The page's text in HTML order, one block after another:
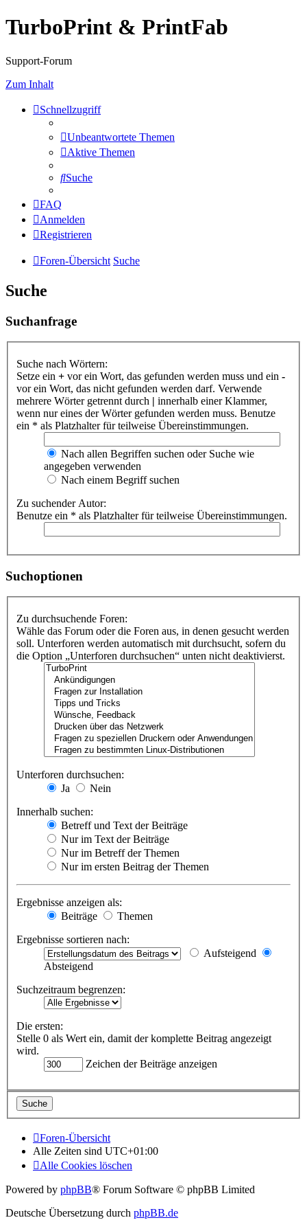
TurboPrint & PrintFab
Support-Forum
Zum Inhalt
Schnellzugriff
Unbeantwortete Themen
Aktive Themen
Suche
FAQ
Anmelden
Registrieren
Foren-Übersicht Suche
Suche
Suchanfrage
Suche nach Wörtern:
Setze ein + vor ein Wort, das gefunden werden muss und ein -
vor ein Wort, das nicht gefunden werden darf. Verwende
mehrere Wörter getrennt durch | innerhalb einer Klammer,
wenn nur eines der Wörter gefunden werden muss. Benutze
ein * als Platzhalter für teilweise Übereinstimmungen.
Nach allen Begriffen suchen oder Suche wie
angegeben verwenden
Nach einem Begriff suchen
Zu suchender Autor:
Benutze ein * als Platzhalter für teilweise Übereinstimmungen.
Suchoptionen
Zu durchsuchende Foren:
Wähle das Forum oder die Foren aus, in denen gesucht werden
soll. Unterforen werden automatisch mit durchsucht, sofern du
die Option „Unterforen durchsuchen“ unten nicht deaktivierst.
Unterforen durchsuchen:
Ja
Nein
Innerhalb suchen:
Betreff und Text der Beiträge
Nur im Text der Beiträge
Nur im Betreff der Themen
Nur im ersten Beitrag der Themen
Ergebnisse anzeigen als:
Beiträge
Themen
Ergebnisse sortieren nach:
Aufsteigend
Absteigend
Suchzeitraum begrenzen:
Die ersten:
Stelle 0 als Wert ein, damit der komplette Beitrag angezeigt
wird.
Zeichen der Beiträge anzeigen
Foren-Übersicht
Alle Zeiten sind UTC+01:00
Alle Cookies löschen
Powered by phpBB® Forum Software © phpBB Limited
Deutsche Übersetzung durch phpBB.de